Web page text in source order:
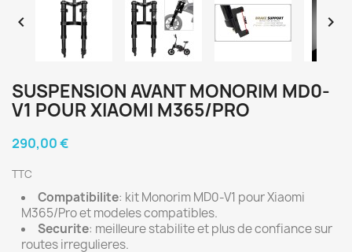
 
SUSPENSION AVANT MONORIM MD0-
V1 POUR XIAOMI M365/PRO
290,00 €
TTC
Compatibilite: kit Monorim MD0-V1 pour Xiaomi
M365/Pro et modeles compatibles.
Securite: meilleure stabilite et plus de confiance sur
routes irregulieres.